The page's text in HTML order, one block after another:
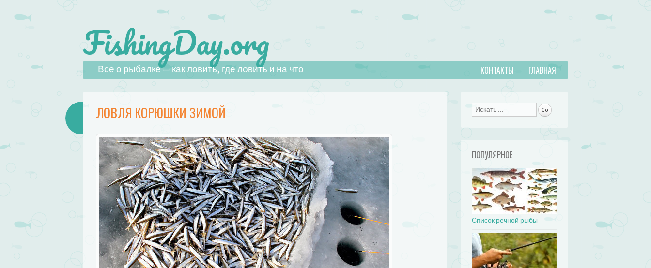
FishingDay.org
Все о рыбалке — как ловить, где ловить и на что
Наверх ГЛАВНАЯ
КОНТАКТЫ
ЛОВЛЯ КОРЮШКИ ЗИМОЙ Поиск
ПОПУЛЯРНОЕ
Список речной рыбы